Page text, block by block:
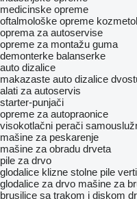
medicinske opreme
oftalmološke opreme
oprema za autoservise
opreme za montažu guma
demonterke balanserke
auto dizalice
makazaste auto dizalice
alati za autoservis
starter-punjači
opreme za autopraonice
visokotlačni perači
mašine za peskarenje
mašine za obradu drveta
pile za drvo
glodalice klizne stolne pile
glodalice za drvo mašine za
brusilice sa trakom i diskom